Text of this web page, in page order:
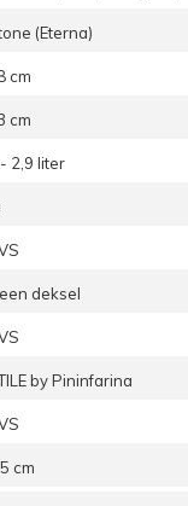
(Eterna)
cm
cm
2,9 liter
deksel
by Pininfarina
cm